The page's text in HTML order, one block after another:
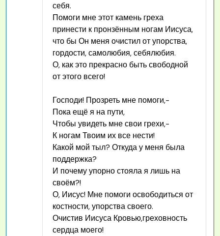
себя.
Помоги мне этот камень греха
принести к пронзённым ногам Иисуса,
что бы Он меня очистил от упорства,
гордости, самолюбия, себялюбия.
О, как это прекрасно быть свободной
от этого всего!
Господи! Прозреть мне помоги,-
Пока ещё я на пути,
Чтобы увидеть мне свои грехи,-
К ногам Твоим их все нести!
Какой мой тыл? Откуда у меня была
поддержка?
И почему упорно стояла я лишь на
своём?!
О, Иисус! Мне помоги освободиться от
костности, упорства своего.
Очистив Иисуса Кровью,греховность
сердца моего!